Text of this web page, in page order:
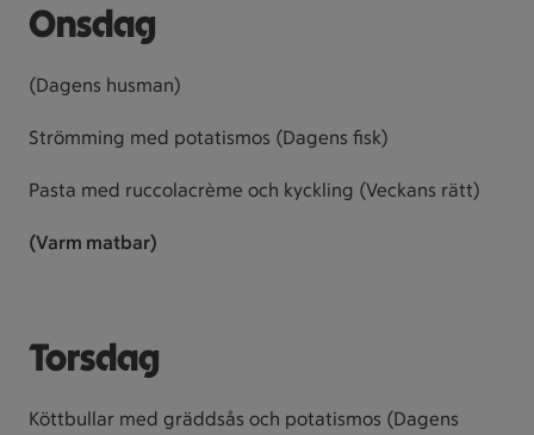
Onsdag
(Dagens husman)
Strömming med potatismos (Dagens fisk)
Pasta med ruccolacrème och kyckling (Veckans rätt)
(Varm matbar)
Torsdag
Köttbullar med gräddsås och potatismos (Dagens